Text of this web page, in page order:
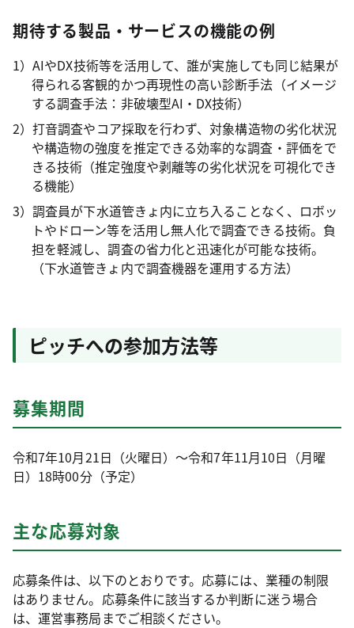
期待する製品・サービスの機能の例
1）AIやDX技術等を活用して、誰が実施しても同じ結果が
得られる客観的かつ再現性の高い診断手法（イメージ
する調査手法：非破壊型AI・DX技術）
2）打音調査やコア採取を行わず、対象構造物の劣化状況
や構造物の強度を推定できる効率的な調査・評価をで
きる技術（推定強度や剥離等の劣化状況を可視化でき
る機能）
3）調査員が下水道管きょ内に立ち入ることなく、ロボッ
トやドローン等を活用し無人化で調査できる技術。負
担を軽減し、調査の省力化と迅速化が可能な技術。
（下水道管きょ内で調査機器を運用する方法）
ピッチへの参加方法等
募集期間
令和7年10月21日（火曜日）～令和7年11月10日（月曜
日）18時00分（予定）
主な応募対象
応募条件は、以下のとおりです。応募には、業種の制限
はありません。応募条件に該当するか判断に迷う場合
は、運営事務局までご相談ください。